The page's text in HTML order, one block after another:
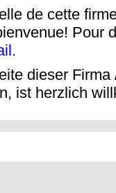
de cette
Pour
dieser
ist herzlich